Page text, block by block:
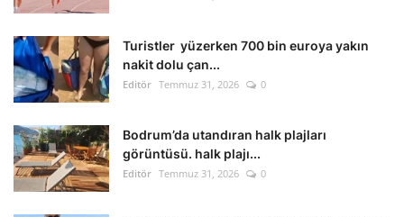
Kültür Sanat Tarih
Sağlık
Ekonomi
Gündem
Dünya
Turistler yüzerken 700 bin euroya yakın
nakit dolu çan...
Editör Temmuz 31, 2026 0
Bodrum’da utandıran halk plajları
görüntüsü. halk plajı...
Editör Temmuz 31, 2026 0